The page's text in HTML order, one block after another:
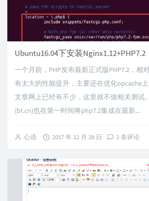
Ubuntu16.04下安装Nginx1.12+PHP7.2
一个月前，PHP发布最新正式版PHP7.2，相
有太大的性能提升，主要还在优化opcache
文章网上已经有不少，这里就不做相关测试
(bt.cn)也在第一时间将php7.2集成在最新...
心语 2017 年 12 月 28 日 2 条评论